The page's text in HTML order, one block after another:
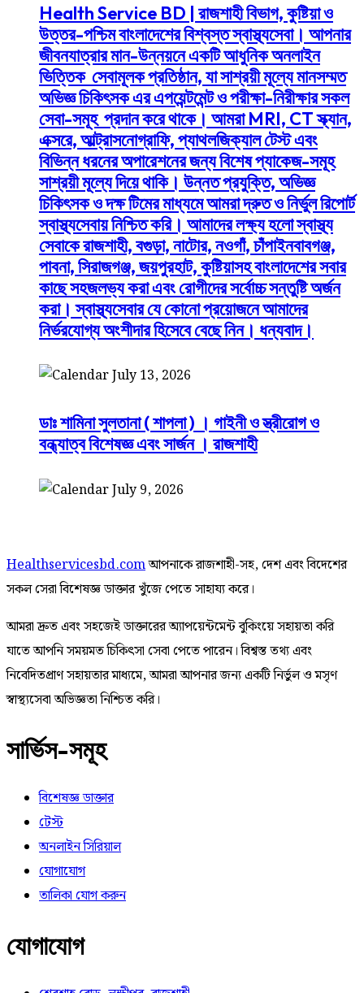
Health Service BD | রাজশাহী বিভাগ, কুষ্টিয়া ও
উত্তর-পশ্চিম বাংলাদেশের বিশ্বস্ত স্বাস্থ্যসেবা। আপনার
জীবনযাত্রার মান-উন্নয়নে একটি আধুনিক অনলাইন
ভিত্তিক সেবামূলক প্রতিষ্ঠান, যা সাশ্রয়ী মূল্যে মানসম্মত
অভিজ্ঞ চিকিৎসক এর এপয়েন্টমেন্ট ও পরীক্ষা-নিরীক্ষার সকল
সেবা-সমূহ প্রদান করে থাকে। আমরা MRI, CT স্ক্যান,
এক্সরে, আল্ট্রাসনোগ্রাফি, প্যাথলজিক্যাল টেস্ট এবং
বিভিন্ন ধরনের অপারেশনের জন্য বিশেষ প্যাকেজ-সমূহ
সাশ্রয়ী মূল্যে দিয়ে থাকি। উন্নত প্রযুক্তি, অভিজ্ঞ
চিকিৎসক ও দক্ষ টিমের মাধ্যমে আমরা দ্রুত ও নির্ভুল রিপোর্ট
স্বাস্থ্যসেবায় নিশ্চিত করি। আমাদের লক্ষ্য হলো স্বাস্থ্য
সেবাকে রাজশাহী, বগুড়া, নাটোর, নওগাঁ, চাঁপাইনবাবগঞ্জ,
পাবনা, সিরাজগঞ্জ, জয়পুরহাট, কুষ্টিয়াসহ বাংলাদেশের সবার
কাছে সহজলভ্য করা এবং রোগীদের সর্বোচ্চ সন্তুষ্টি অর্জন
করা। স্বাস্থ্যসেবার যে কোনো প্রয়োজনে আমাদের
নির্ভরযোগ্য অংশীদার হিসেবে বেছে নিন। ধন্যবাদ।
July 13, 2026
ডাঃ শামিনা সুলতানা ( শাপলা ) । গাইনী ও স্ত্রীরোগ ও
বন্ধ্যাত্ব বিশেষজ্ঞ এবং সার্জন । রাজশাহী
July 9, 2026
Healthservicesbd.comআপনাকে রাজশাহী-সহ, দেশ এবং বিদেশের
সকল সেরা বিশেষজ্ঞ ডাক্তার খুঁজে পেতে সাহায্য করে।
আমরা দ্রুত এবং সহজেই ডাক্তারের অ্যাপয়েন্টমেন্ট বুকিংয়ে সহায়তা করি
যাতে আপনি সময়মত চিকিৎসা সেবা পেতে পারেন। বিশ্বস্ত তথ্য এবং
নিবেদিতপ্রাণ সহায়তার মাধ্যমে, আমরা আপনার জন্য একটি নির্ভুল ও মসৃণ
স্বাস্থ্যসেবা অভিজ্ঞতা নিশ্চিত করি।
সার্ভিস-সমূহ
বিশেষজ্ঞ ডাক্তার
টেস্ট
অনলাইন সিরিয়াল
যোগাযোগ
তালিকা যোগ করুন
যোগাযোগ